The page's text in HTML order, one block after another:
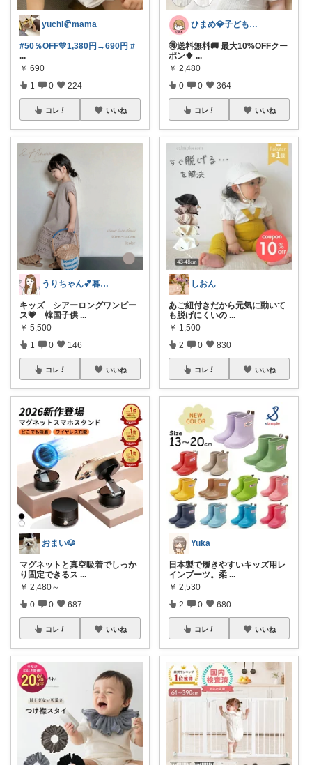
yuchi🥐mama
#50％OFF💛1,380円→690円 #
...
￥ 690
1 0 224
コレ いいね
うりちゃん💕暮らし🏡キッズ👶ママ
キッズ シアーロングワンピー
ス💗 韓国子供 ...
￥ 5,500
1 0 146
コレ いいね
おまい🐶
マグネットと真空吸着でしっか
り固定できるス ...
￥ 2,480～
0 0 687
コレ いいね
ひまめ💎子どものいる暮らし
🉐送料無料🚚 最大10%OFFクー
ポン🍀 ...
￥ 2,480
0 0 364
コレ いいね
しおん
あご紐付きだから元気に動いて
も脱げにくいの ...
￥ 1,500
2 0 830
コレ いいね
Yuka
日本製で履きやすいキッズ用レ
インブーツ。柔 ...
￥ 2,530
2 0 680
コレ いいね